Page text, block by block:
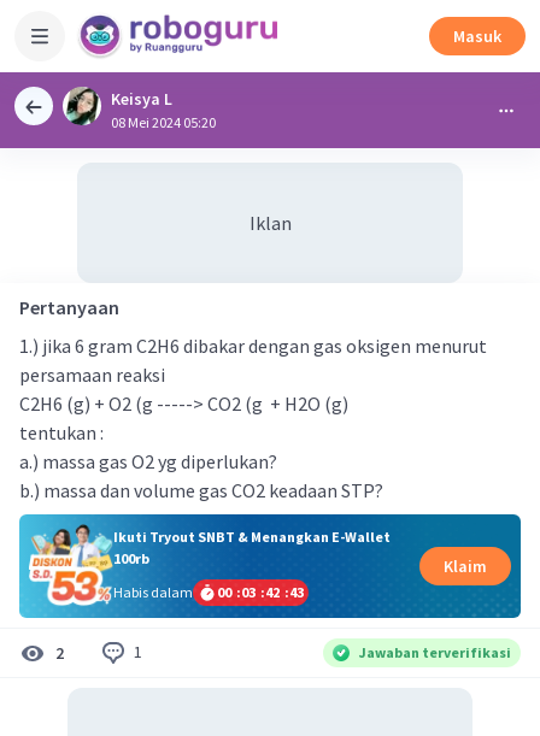
Masuk
Keisya L
08 Mei 2024 05:20
Iklan
Pertanyaan
1.) jika 6 gram C2H6 dibakar dengan gas oksigen menurut
persamaan reaksi
C2H6 (g) + O2 (g -----> CO2 (g + H2O (g)
tentukan :
a.) massa gas O2 yg diperlukan?
b.) massa dan volume gas CO2 keadaan STP?
Ikuti Tryout SNBT & Menangkan E-Wallet
100rb
Habis dalam
00 :03 :42 :43
Klaim
2 1 Jawaban terverifikasi